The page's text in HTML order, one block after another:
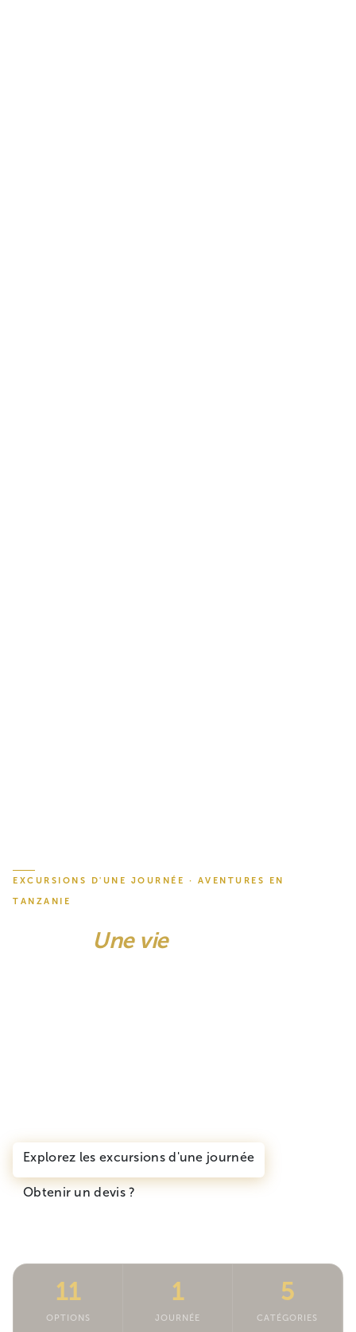
EXCURSIONS D'UNE JOURNÉE · AVENTURES EN
TANZANIE
Une viede Mémoires.
Explorez les excursions d'une journée
Obtenir un devis ?
11
OPTIONS
1
JOURNÉE
5
CATÉGORIES